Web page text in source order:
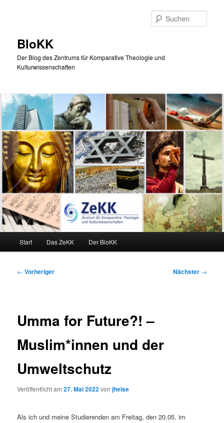
BloKK
Der Blog des Zentrums für Komparative Theologie und
Kulturwissenschaften
Start Das ZeKK Der BloKK
Beitragsnavigation
← Vorheriger Nächster →
Umma for Future?! –
Muslim*innen und der
Umweltschutz
Veröffentlicht am27. Mai 2022vonjheise
Als ich und meine Studierenden am Freitag, den 20.05. im